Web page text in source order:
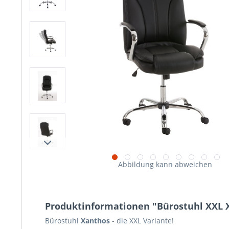
Abbildung kann abweichen
Produktinformationen "Bürostuhl XXL
Bürostuhl Xanthos - die XXL Variante!